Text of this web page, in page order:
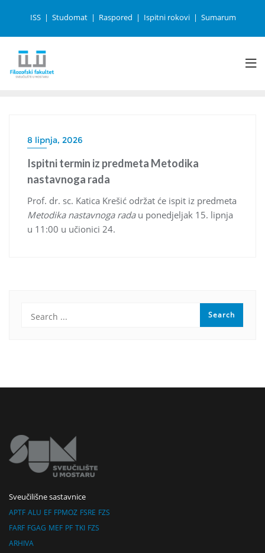
ISS Studomat Raspored Ispitni rokovi Sumarum
8 lipnja, 2026
Ispitni termin iz predmeta Metodika
nastavnoga rada
Prof. dr. sc. Katica Krešić održat će ispit iz predmeta
Metodika nastavnoga radau ponedjeljak 15. lipnja
u 11:00 u učionici 24.
Sveučilišne sastavnice
APTF ALU EF FPMOZ FSRE FZS
FARF FGAG MEF PF TKI FZS
ARHIVA